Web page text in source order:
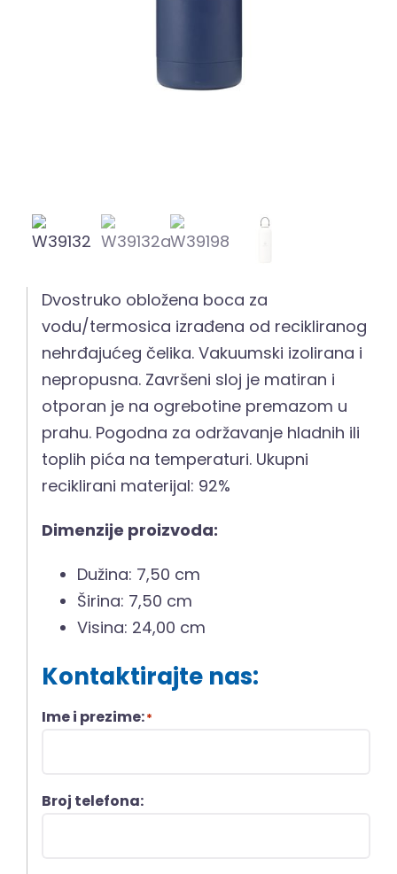
Dvostruko obložena boca za
vodu/termosica izrađena od recikliranog
nehrđajućeg čelika. Vakuumski izolirana i
nepropusna. Završeni sloj je matiran i
otporan je na ogrebotine premazom u
prahu. Pogodna za održavanje hladnih ili
toplih pića na temperaturi. Ukupni
reciklirani materijal: 92%
Dimenzije proizvoda:
Dužina: 7,50 cm
Širina: 7,50 cm
Visina: 24,00 cm
Kontaktirajte nas:
Ime i prezime:*
Broj telefona: